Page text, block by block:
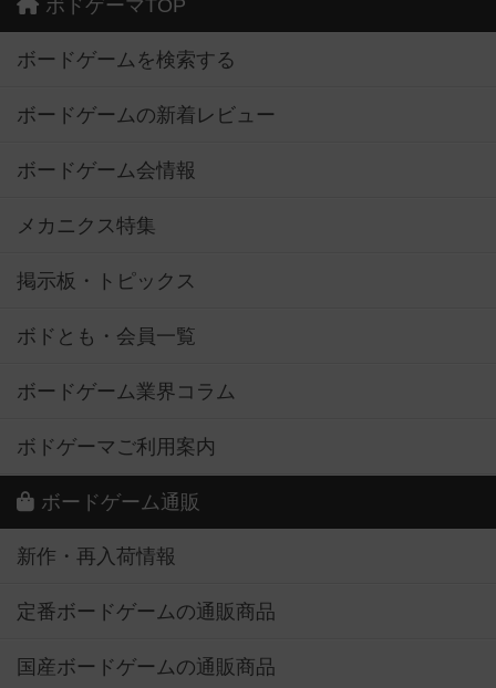
ボドゲーマTOP
ボードゲームを検索する
ボードゲームの新着レビュー
ボードゲーム会情報
メカニクス特集
掲示板・トピックス
ボドとも・会員一覧
ボードゲーム業界コラム
ボドゲーマご利用案内
ボードゲーム通販
新作・再入荷情報
定番ボードゲームの通販商品
国産ボードゲームの通販商品